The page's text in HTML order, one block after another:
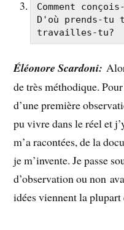
Comment
D'où prends-tu
travailles-tu?
Éléonore Scardoni:
de très méthodique.
d’une première
pu vivre dans le réel et
m’a racontées, de la
je m’invente. Je passe
d’observation ou non
idées viennent la plupart